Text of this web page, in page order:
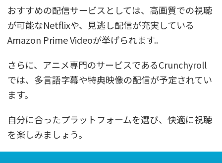
おすすめの配信サービスとしては、高画質での視聴
が可能なNetflixや、見逃し配信が充実している
Amazon Prime Videoが挙げられます。
さらに、アニメ専門のサービスであるCrunchyroll
では、多言語字幕や特典映像の配信が予定されてい
ます。
自分に合ったプラットフォームを選び、快適に視聴
を楽しみましょう。